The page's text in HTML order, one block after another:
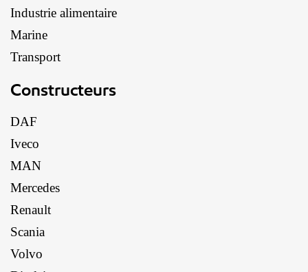
Industrie alimentaire
Marine
Transport
Constructeurs
DAF
Iveco
MAN
Mercedes
Renault
Scania
Volvo